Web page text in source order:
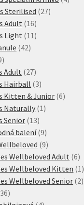
Sterilised 2727
Adult 1616
produktů
Light 11 11
4242
59
produktů
Adult 2727
produktů
Hairball 33
produkty
Kitten & Junior 66
Naturally 1 1
Senior 1313
produktů
balení 99
produktů
99
produktů
Wellbeloved Adult 66
Wellbeloved Kitten 1 1
Wellbeloved Senior 22
3636